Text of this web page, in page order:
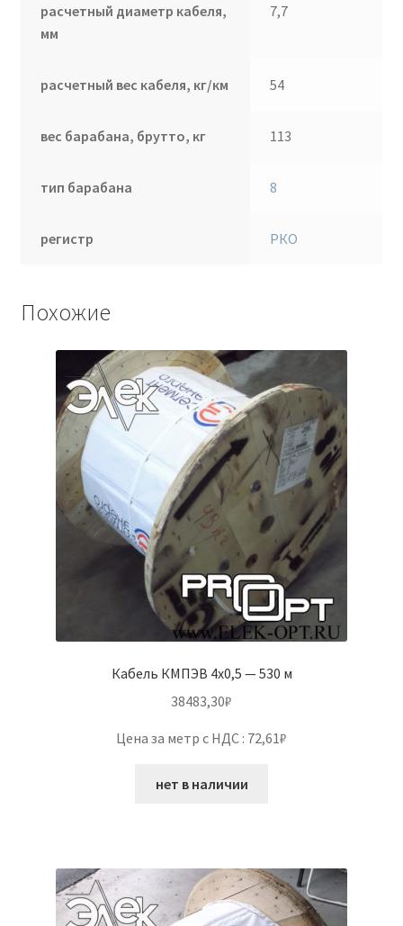
расчетный диаметр кабеля,
мм
7,7
расчетный вес кабеля, кг/км 54
вес барабана, брутто, кг 113
тип барабана 8
регистр РКО
Похожие
Кабель КМПЭВ 4х0,5 — 530 м
38483,30₽
Цена за метр с НДС : 72,61₽
нет в наличии